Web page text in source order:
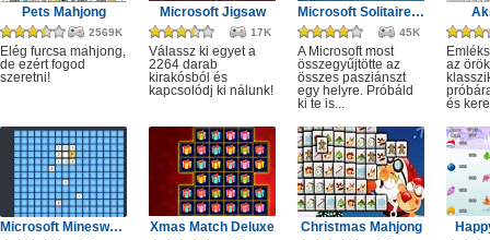
Pets Mahjong
2569K
Elég furcsa mahjong,
de ezért fogod
szeretni!
Microsoft Jigsaw
17K
Válassz ki egyet a
2264 darab
kirakósból és
kapcsolódj ki nálunk!
Microsoft Solitaire Collection
45K
A Microsoft most
összegyűjtötte az
összes pasziánszt
egy helyre. Próbáld
ki te is...
az örök
és
Microsoft Minesweeper Xmas Match Deluxe Christmas Mahjong